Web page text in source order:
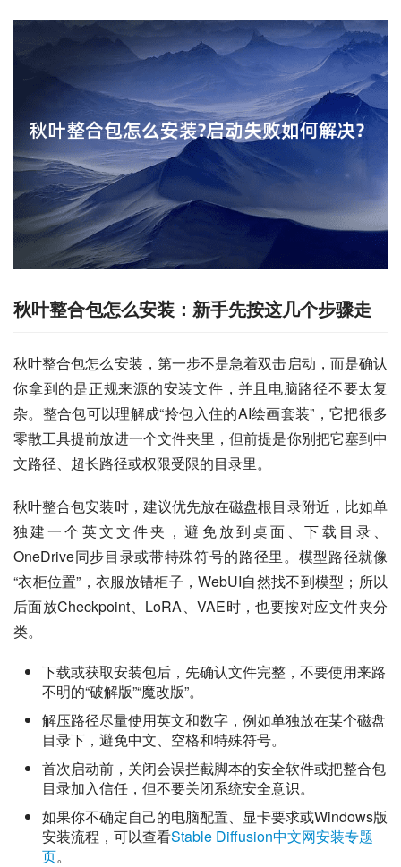
秋叶整合包怎么安装：新手先按这几个步骤走
秋叶整合包怎么安装，第一步不是急着双击启动，而是确认
你拿到的是正规来源的安装文件，并且电脑路径不要太复
杂。整合包可以理解成“拎包入住的AI绘画套装”，它把很多
零散工具提前放进一个文件夹里，但前提是你别把它塞到中
文路径、超长路径或权限受限的目录里。
秋叶整合包安装时，建议优先放在磁盘根目录附近，比如单
独建一个英文文件夹，避免放到桌面、下载目录、
OneDrive同步目录或带特殊符号的路径里。模型路径就像
“衣柜位置”，衣服放错柜子，WebUI自然找不到模型；所以
后面放Checkpoint、LoRA、VAE时，也要按对应文件夹分
类。
下载或获取安装包后，先确认文件完整，不要使用来路
不明的“破解版”“魔改版”。
解压路径尽量使用英文和数字，例如单独放在某个磁盘
目录下，避免中文、空格和特殊符号。
首次启动前，关闭会误拦截脚本的安全软件或把整合包
目录加入信任，但不要关闭系统安全意识。
如果你不确定自己的电脑配置、显卡要求或Windows版
安装流程，可以查看Stable Diffusion中文网安装专题
页。